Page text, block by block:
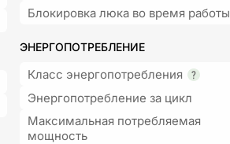
Блокировка люка во время работы
ЭНЕРГОПОТРЕБЛЕНИЕ
Класс энергопотребления
Энергопотребление за цикл
Максимальная потребляемая
мощность